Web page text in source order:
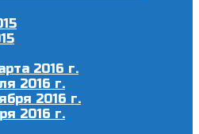
2016 г.
2016 г.
2016 г.
2016 г.